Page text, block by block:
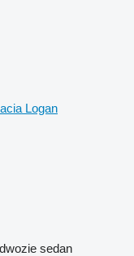
Logan
sedan